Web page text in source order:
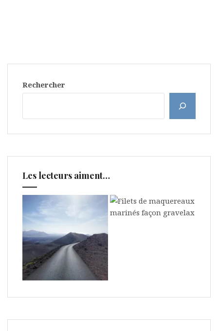
Rechercher
Les lecteurs aiment…